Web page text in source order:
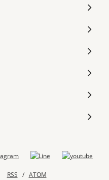
RSS / ATOM